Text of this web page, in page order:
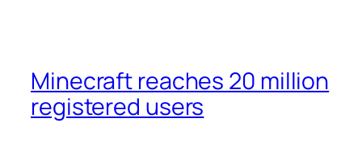
Minecraft reaches 20 million
registered users